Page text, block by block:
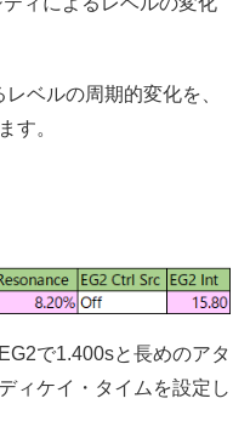
ベルの周期的変化を、
す。
で1.400sと長めのアタ
ィケイ・タイムを設定し